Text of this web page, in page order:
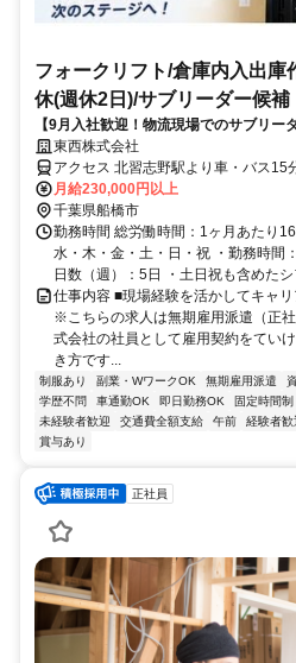
フォークリフト/倉庫内入出庫
休(週休2日)/サブリーダー候補
【9月入社歓迎！物流現場でのサブリー
経験を活かして働く＊/フォーク資格必
面接毎日実施中！＊
東西株式会社
アクセス 北習志野駅より車・バス
バス停より徒歩0分 ※無料駐車場完
市からも通勤しやすい立地のため、
活躍しています！
月給230,000円以上
千葉県船橋市
勤務時間 総労働時間：1ヶ月あたり
水・木・金・土・日・祝 ・勤務時間
日数（週）：5日 ・土日祝も含めた
仕事内容 ■現場経験を活かしてキャ
※こちらの求人は無期雇用派遣（正
式会社の社員として雇用契約をてい
き方です...
制服あり 副業・WワークOK 無期雇用派遣
学歴不問
車通勤OK 即日勤務OK 固定時間制
未経験者歓迎
交通費全額支給 午前 経験者歓
賞与あり
正社員